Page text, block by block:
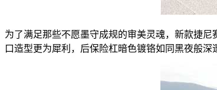
为了满足那些不愿墨守成规的审美灵魂，新款捷
口造型更为犀利，后保险杠暗色镀铬如同黑夜般